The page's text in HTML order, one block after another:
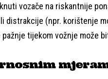
vozače na riskantnije
distrakcije (npr. korištenje
tijekom vožnje može